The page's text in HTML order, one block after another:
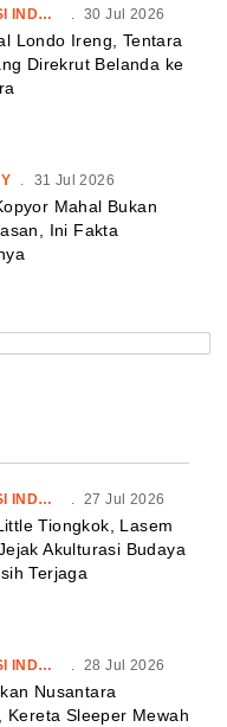
INSPIRASI INDONESIA 30 Jul 2026
Londo Ireng, Tentara
Direkrut Belanda ke
. 31 Jul 2026
Mahal Bukan
Ini Fakta
INSPIRASI INDONESIA . 27 Jul 2026
Tiongkok, Lasem
Akulturasi Budaya
Terjaga
INSPIRASI INDONESIA . 28 Jul 2026
Nusantara
Kereta Sleeper Mewah